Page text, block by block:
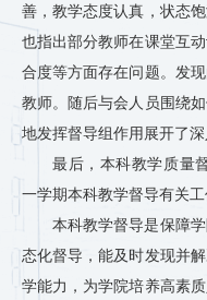
善，教学态度认真，状态
也指出部分教师在课堂互
合度等方面存在问题。发
教师。随后与会人员围绕
地发挥督导组作用展开了深
最后，本科教学质量
一学期本科教学督导有关工
本科教学督导是保障
态化督导，能及时发现并
学能力，为学院培养高素